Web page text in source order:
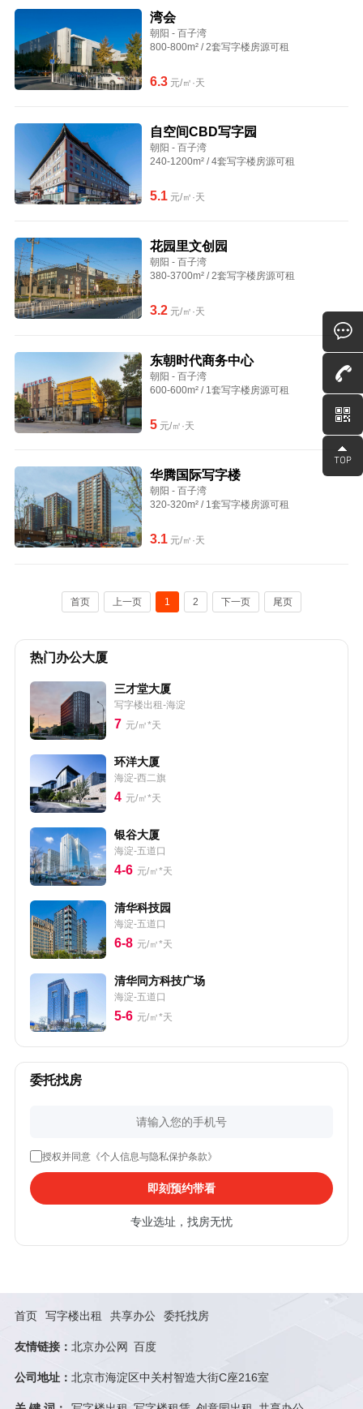
湾会
朝阳 - 百子湾
800-800m² / 2套写字楼房源可租
6.3元/㎡·天
自空间CBD写字园
朝阳 - 百子湾
240-1200m² / 4套写字楼房源可租
5.1元/㎡·天
花园里文创园
朝阳 - 百子湾
380-3700m² / 2套写字楼房源可租
3.2元/㎡·天
东朝时代商务中心
朝阳 - 百子湾
600-600m² / 1套写字楼房源可租
5元/㎡·天
华腾国际写字楼
朝阳 - 百子湾
320-320m² / 1套写字楼房源可租
3.1元/㎡·天
首页 上一页 1 2 下一页 尾页
热门办公大厦
三才堂大厦
写字楼出租-海淀
7 元/㎡*天
环洋大厦
海淀-西二旗
4 元/㎡*天
银谷大厦
海淀-五道口
4-6 元/㎡*天
清华科技园
海淀-五道口
6-8 元/㎡*天
清华同方科技广场
海淀-五道口
5-6 元/㎡*天
委托找房
授权并同意《个人信息与隐私保护条款》
即刻预约带看
专业选址，找房无忧
首页 写字楼出租 共享办公 委托找房
友情链接： 北京办公网 百度
公司地址： 北京市海淀区中关村智造大街C座216室